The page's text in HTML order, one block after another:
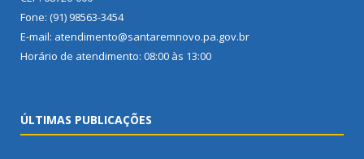
Fone: (91) 98563-3454
E-mail: atendimento@santaremnovo.pa.gov.br
Horário de atendimento: 08:00 às 13:00
ÚLTIMAS PUBLICAÇÕES